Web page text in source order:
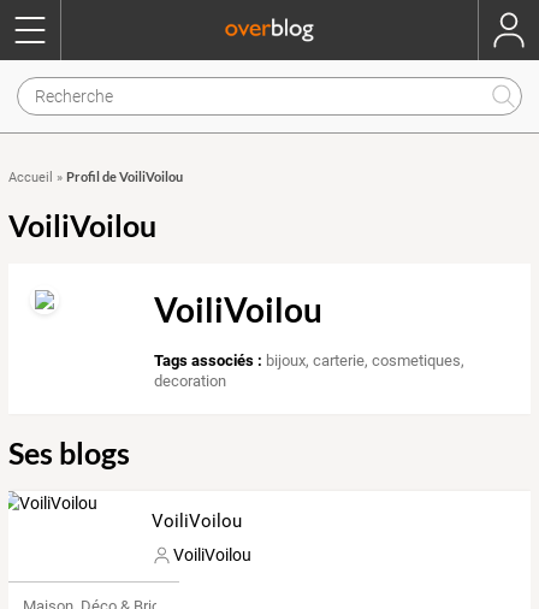
Accueil » Profil de VoiliVoilou
VoiliVoilou
VoiliVoilou
Tags associés : bijoux,carterie,cosmetiques,
decoration
Ses blogs
VoiliVoilou
VoiliVoilou
Maison, Déco & Bricolage